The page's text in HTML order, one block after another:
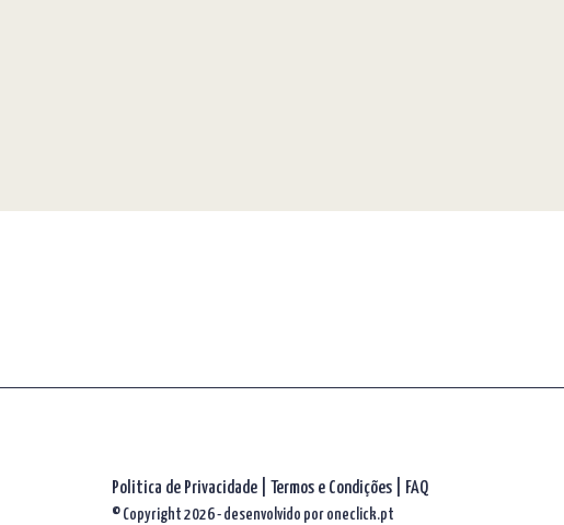
Politica de Privacidade Termos e Condições FAQ
© Copyright 2026 - desenvolvido por oneclick.pt